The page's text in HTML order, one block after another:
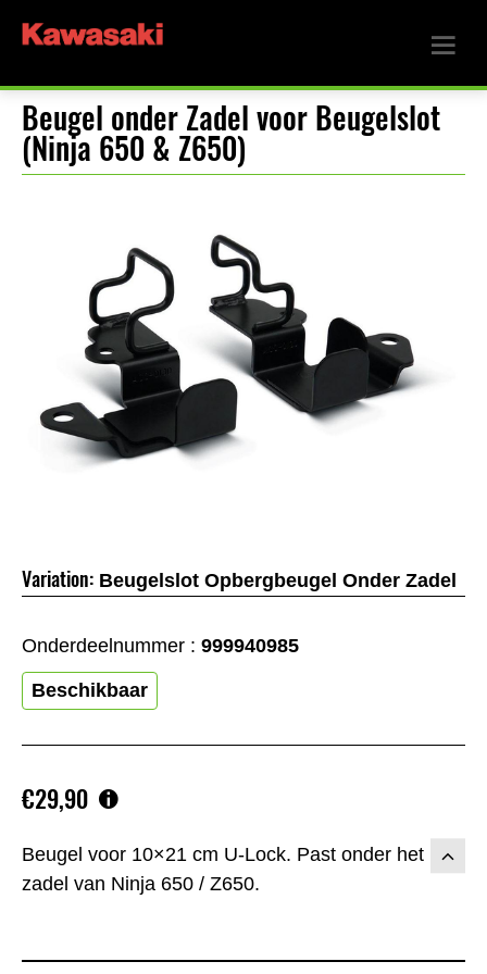
Beugel onder Zadel voor Beugelslot
(Ninja 650 & Z650)
Beugel voor 10×21 cm U-Lock. Past onder het
zadel van Ninja 650 / Z650.
€29,90
Variation: Beugelslot Opbergbeugel Onder Zadel
Onderdeelnummer : 999940985
Beschikbaar